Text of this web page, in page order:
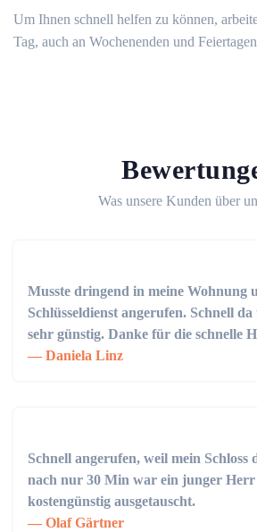
Um Ihnen schnell helfen zu können,
Tag, auch an Wochenenden und
Was unsere Kunden über
Musste dringend in meine Wohnung
Schlüsseldienst angerufen. Schnell
sehr günstig. Danke für die schnelle
Daniela Linz
Schnell angerufen, weil mein Schloss
nach nur 30 Min war ein junger
kostengünstig ausgetauscht.
Olaf Gärtner